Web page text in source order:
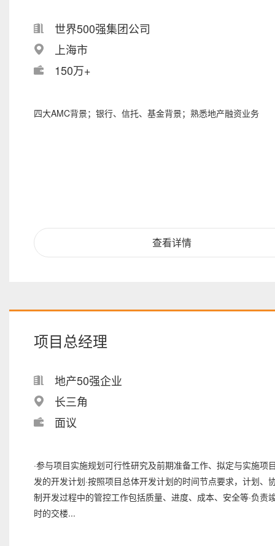
世界500强集团公司
上海市
150万+
四大AMC背景；银行、信托、基金背景；熟悉地产融资业务
查看详情
项目总经理
地产50强企业
长三角
面议
·参与项目实施规划可行性研究及前期准备工作、拟定与实施项
发的开发计划·按照项目总体开发计划的时间节点要求，计划、
制开发过程中的管控工作包括质量、进度、成本、安全等·负责
时的交楼...